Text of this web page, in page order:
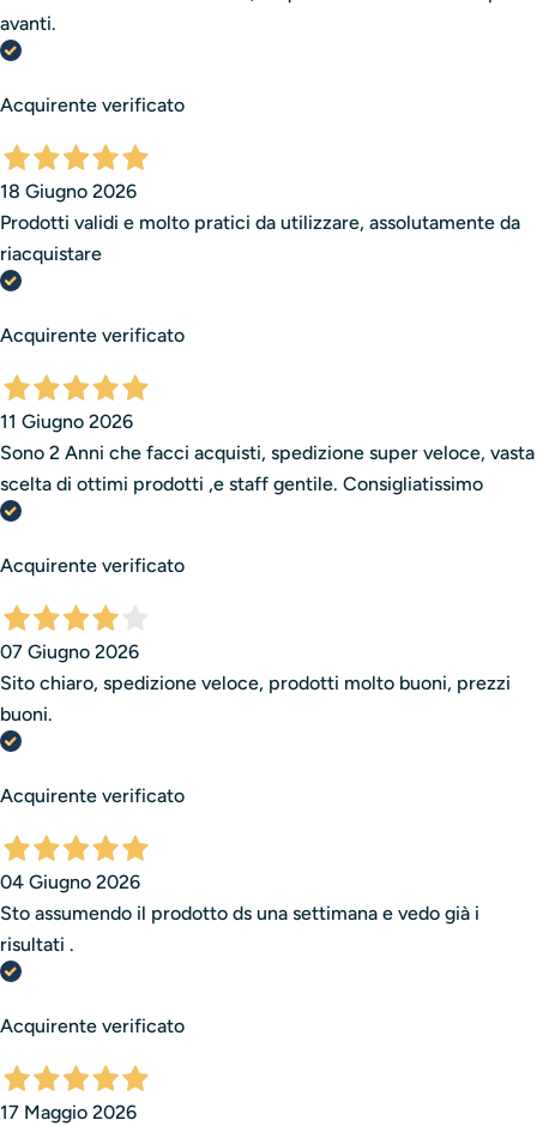
avanti.
Acquirente verificato
18 Giugno 2026
Prodotti validi e molto pratici da utilizzare, assolutamente da
riacquistare
Acquirente verificato
11 Giugno 2026
Sono 2 Anni che facci acquisti, spedizione super veloce, vasta
scelta di ottimi prodotti ,e staff gentile. Consigliatissimo
Acquirente verificato
07 Giugno 2026
Sito chiaro, spedizione veloce, prodotti molto buoni, prezzi
buoni.
Acquirente verificato
04 Giugno 2026
Sto assumendo il prodotto ds una settimana e vedo già i
risultati .
Acquirente verificato
17 Maggio 2026